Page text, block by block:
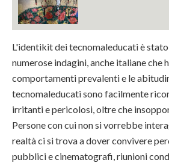
L'identikit dei tecnomaleducati è
numerose indagini, anche italiane che
comportamenti prevalenti e le
tecnomaleducati sono facilmente
irritanti e pericolosi, oltre che
Persone con cui non si vorrebbe
realtà ci si trova a dover convivere
pubblici e cinematografi, riunioni